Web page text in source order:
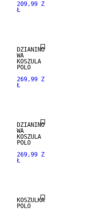
209,99 Z
Ł
MIESZANKA
DZIANINO
WA
KOSZULA
POLO
269,99 Z
Ł
MIESZANKA
DZIANINO
WA
KOSZULA
POLO
269,99 Z
Ł
NEW
KOSZULKA
POLO